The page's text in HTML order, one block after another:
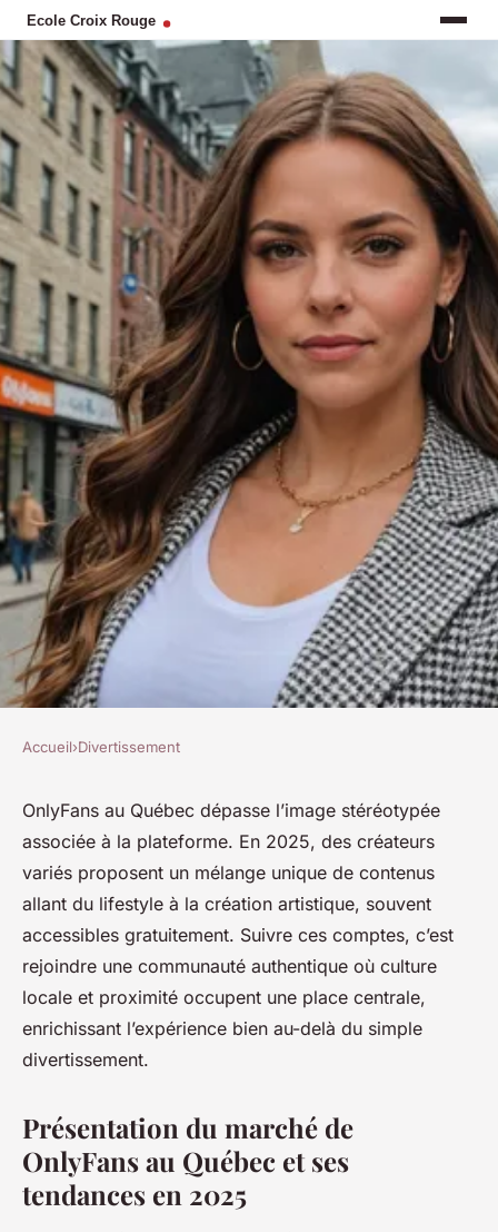
Explorez les comptes
québécois d'onlyfans à suivre
en 2025
Mila•10 octobre 2025•4 min de lecture
Accueil›Divertissement
OnlyFans au Québec dépasse l’image stéréotypée
associée à la plateforme. En 2025, des créateurs
variés proposent un mélange unique de contenus
allant du lifestyle à la création artistique, souvent
accessibles gratuitement. Suivre ces comptes, c’est
rejoindre une communauté authentique où culture
locale et proximité occupent une place centrale,
enrichissant l’expérience bien au-delà du simple
divertissement.
Présentation du marché de
OnlyFans au Québec et ses
tendances en 2025